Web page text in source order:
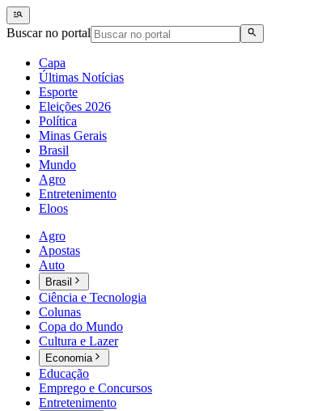
Buscar no portal
Capa
Últimas Notícias
Esporte
Eleições 2026
Política
Minas Gerais
Brasil
Mundo
Agro
Entretenimento
Eloos
Agro
Apostas
Auto
Brasil
Ciência e Tecnologia
Colunas
Copa do Mundo
Cultura e Lazer
Economia
Educação
Emprego e Concursos
Entretenimento